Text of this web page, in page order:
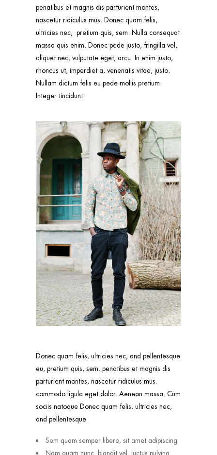
penatibus et magnis dis parturient montes,
nascetur ridiculus mus. Donec quam felis,
ultricies nec, pretium quis, sem. Nulla consequat
massa quis enim. Donec pede justo, fringilla vel,
aliquet nec, vulputate eget, arcu. In enim justo,
rhoncus ut, imperdiet a, venenatis vitae, justo.
Nullam dictum felis eu pede mollis pretium.
Integer tincidunt.
Donec quam felis, ultricies nec, and pellentesque
eu, pretium quis, sem. penatibus et magnis dis
parturient montes, nascetur ridiculus mus.
commodo ligula eget dolor. Aenean massa. Cum
sociis natoque Donec quam felis, ultricies nec,
and pellentesque
Sem quam semper libero, sit amet adipiscing
Nam quam nunc, blandit vel, luctus pulvina